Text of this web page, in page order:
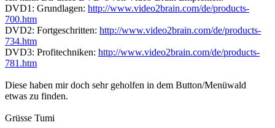
DVD1: Grundlagen: http://www.video2brain.com/de/products-
700.htm
DVD2: Fortgeschritten: http://www.video2brain.com/de/products-
734.htm
DVD3: Profitechniken: http://www.video2brain.com/de/products-
781.htm
Diese haben mir doch sehr geholfen in dem Button/Menüwald
etwas zu finden.
Grüsse Tumi